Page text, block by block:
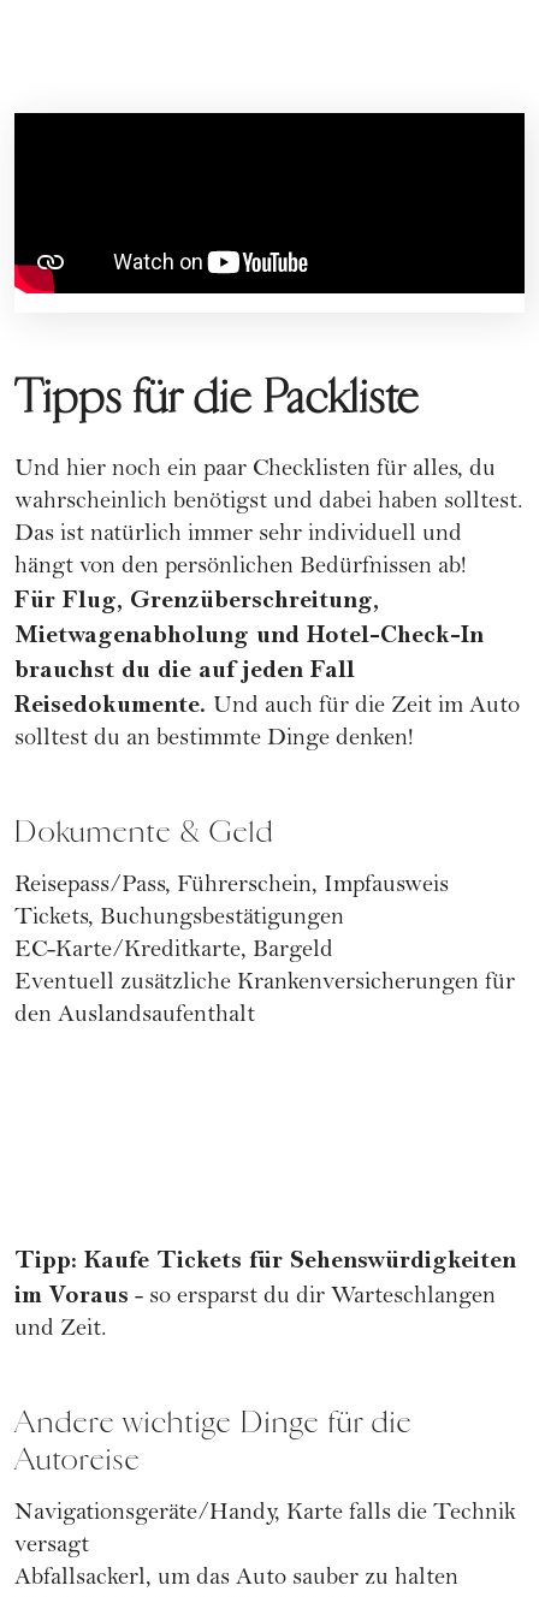
Tipps für die Packliste
Und hier noch ein paar Checklisten für alles, du
wahrscheinlich benötigst und dabei haben solltest.
Das ist natürlich immer sehr individuell und
hängt von den persönlichen Bedürfnissen ab!
Für Flug, Grenzüberschreitung,
Mietwagenabholung und Hotel-Check-In
brauchst du die auf jeden Fall
Reisedokumente. Und auch für die Zeit im Auto
solltest du an bestimmte Dinge denken!
Dokumente & Geld
Reisepass/Pass, Führerschein, Impfausweis
Tickets, Buchungsbestätigungen
EC-Karte/Kreditkarte, Bargeld
Eventuell zusätzliche Krankenversicherungen für
den Auslandsaufenthalt
Tipp: Kaufe Tickets für Sehenswürdigkeiten
im Voraus - so ersparst du dir Warteschlangen
und Zeit.
Andere wichtige Dinge für die
Autoreise
Navigationsgeräte/Handy, Karte falls die Technik
versagt
Abfallsackerl, um das Auto sauber zu halten